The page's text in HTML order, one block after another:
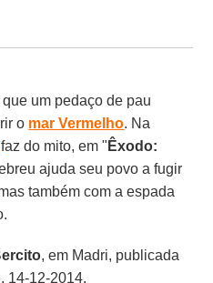
um pedaço de pau
o mar Vermelho. Na
faz do mito, em " Êxodo:
ajuda seu povo a fugir
também com a espada
, em Madri, publicada
, 14-12-2014.